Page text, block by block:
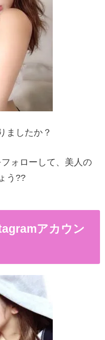
ましたか？
ォローして、美人の
う??
アカウン